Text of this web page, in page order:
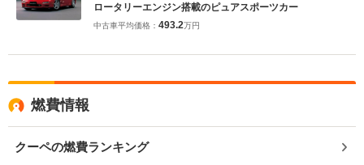
ロータリーエンジン搭載のピュアスポーツカー
中古車平均価格： 493.2万円
燃費情報
クーペの燃費ランキング